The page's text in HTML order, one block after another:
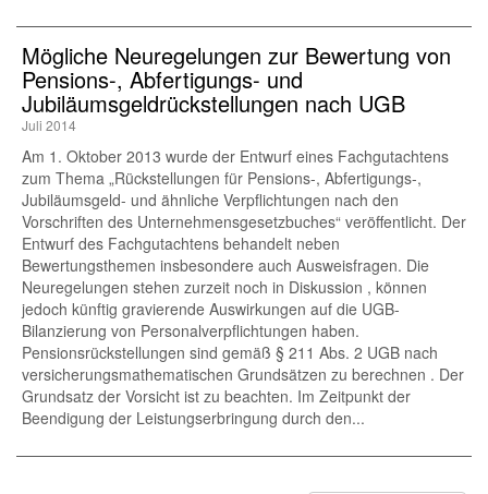
Mögliche Neuregelungen zur Bewertung von
Pensions-, Abfertigungs- und
Jubiläumsgeldrückstellungen nach UGB
Juli 2014
Am 1. Oktober 2013 wurde der Entwurf eines Fachgutachtens
zum Thema „Rückstellungen für Pensions-, Abfertigungs-,
Jubiläumsgeld- und ähnliche Verpflichtungen nach den
Vorschriften des Unternehmensgesetzbuches“ veröffentlicht. Der
Entwurf des Fachgutachtens behandelt neben
Bewertungsthemen insbesondere auch Ausweisfragen. Die
Neuregelungen stehen zurzeit noch in Diskussion , können
jedoch künftig gravierende Auswirkungen auf die UGB-
Bilanzierung von Personalverpflichtungen haben.
Pensionsrückstellungen sind gemäß § 211 Abs. 2 UGB nach
versicherungsmathematischen Grundsätzen zu berechnen . Der
Grundsatz der Vorsicht ist zu beachten. Im Zeitpunkt der
Beendigung der Leistungserbringung durch den...